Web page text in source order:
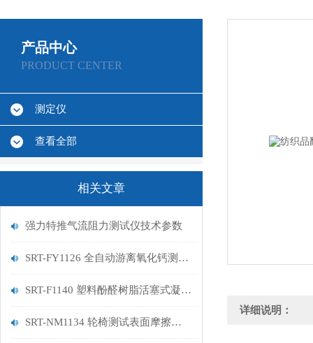
产品中心
PRODUCT CENTER
测定仪
查看全部
相关文章
强力特推气流阻力测试仪技术参数
SRT-FY1126 全自动游离氧化钙测定仪的应用领域有哪些
SRT-F1140 塑料酚醛树脂活塞式凝胶时间测定仪（2、4工位）介绍 技术说明
SRT-NM1134 轮椅测试表面摩擦系数测定仪的简单介绍 符合技术标准
详细说明：